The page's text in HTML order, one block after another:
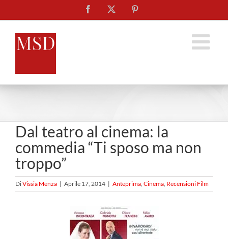
al
contenuto
Facebook
Dal teatro al cinema: la
commedia “Ti sposo ma non
troppo”
DiVissia Menza | Aprile 17, 2014 | Anteprima, Cinema, Recensioni Film